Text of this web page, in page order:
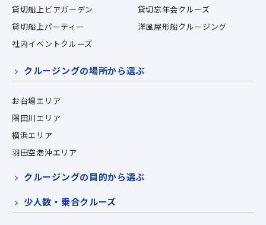
貸切船上ビアガーデン
貸切忘年会クルーズ
貸切船上パーティー
洋風屋形船クルージング
社内イベントクルーズ
クルージングの場所から選ぶ
お台場エリア
隅田川エリア
横浜エリア
羽田空港沖エリア
クルージングの目的から選ぶ
少人数・乗合クルーズ